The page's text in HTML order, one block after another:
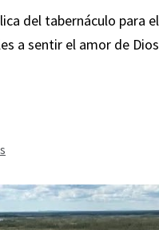
del tabernáculo para
a sentir el amor de Dios